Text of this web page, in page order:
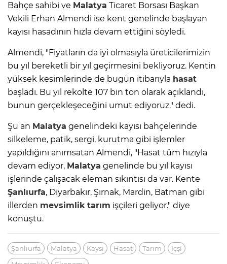
Bahçe sahibi ve Malatya Ticaret Borsası Başkan
Vekili Erhan Almendi ise kent genelinde başlayan
kayısı hasadının hızla devam ettiğini söyledi.
Almendi, "Fiyatların da iyi olmasıyla üreticilerimizin
bu yıl bereketli bir yıl geçirmesini bekliyoruz. Kentin
yüksek kesimlerinde de bugün itibarıyla hasat
başladı. Bu yıl rekolte 107 bin ton olarak açıklandı,
bunun gerçekleşeceğini umut ediyoruz." dedi.
Şu an Malatya genelindeki kayısı bahçelerinde
silkeleme, patik, sergi, kurutma gibi işlemler
yapıldığını anımsatan Almendi, "Hasat tüm hızıyla
devam ediyor, Malatya genelinde bu yıl kayısı
işlerinde çalışacak eleman sıkıntısı da var. Kente
Şanlıurfa, Diyarbakır, Şırnak, Mardin, Batman gibi
illerden mevsimlik tarım işçileri geliyor." diye
konuştu.
Şanlıurfa Malatya Kaysı Hasat Tarım
Içşi